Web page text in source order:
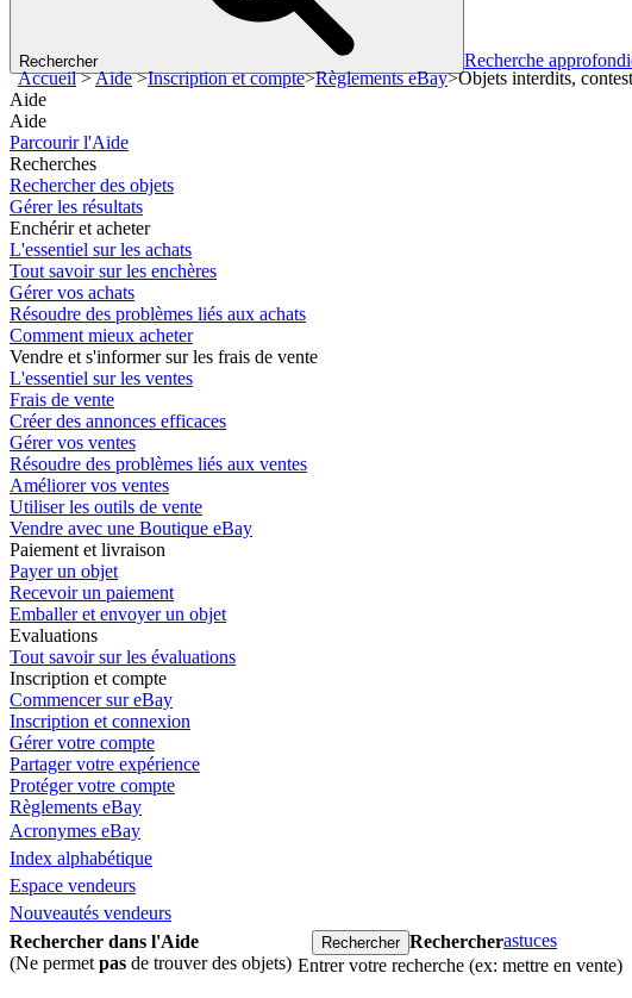
Rechercher
Recherche
Accueil>Aide>Inscription et compte>Règlements eBay>Objets interdits,
Aide
Aide
Parcourir l'Aide
Recherches
Rechercher des objets
Gérer les résultats
Enchérir et acheter
L'essentiel sur les achats
Tout savoir sur les enchères
Gérer vos achats
Résoudre des problèmes liés aux achats
Comment mieux acheter
Vendre et s'informer sur les frais de vente
L'essentiel sur les ventes
Frais de vente
Créer des annonces efficaces
Gérer vos ventes
Résoudre des problèmes liés aux ventes
Améliorer vos ventes
Utiliser les outils de vente
Vendre avec une Boutique eBay
Paiement et livraison
Payer un objet
Recevoir un paiement
Emballer et envoyer un objet
Evaluations
Tout savoir sur les évaluations
Inscription et compte
Commencer sur eBay
Inscription et connexion
Gérer votre compte
Partager votre expérience
Protéger votre compte
Règlements eBay
Acronymes eBay
Index alphabétique
Espace vendeurs
Nouveautés vendeurs
Rechercher dans l'Aide
(Ne permet pas de trouver des objets)
Rechercherastuces
Entrer votre recherche (ex: mettre en vente)